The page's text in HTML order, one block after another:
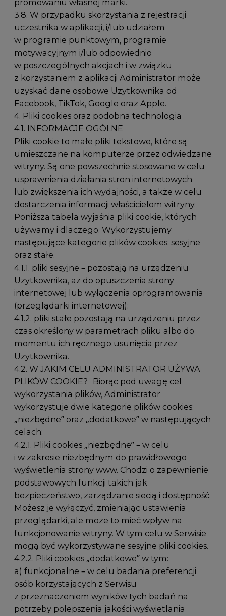
promowaniu własnej marki.
3.8. W przypadku skorzystania z rejestracji
uczestnika w aplikacji, i/lub udziałem
w programie punktowym, programie
motywacyjnym i/lub odpowiednio
w poszczególnych akcjach i w związku
z korzystaniem z aplikacji Administrator może
uzyskać dane osobowe Użytkownika od
Facebook, TikTok, Google oraz Apple.
4. Pliki cookies oraz podobna technologia
4.1. INFORMACJE OGÓLNE
Pliki cookie to małe pliki tekstowe, które są
umieszczane na komputerze przez odwiedzane
witryny. Są one powszechnie stosowane w celu
usprawnienia działania stron internetowych
lub zwiększenia ich wydajności, a także w celu
dostarczenia informacji właścicielom witryny.
Poniższa tabela wyjaśnia pliki cookie, których
używamy i dlaczego. Wykorzystujemy
następujące kategorie plików cookies: sesyjne
oraz stałe.
4.1.1. pliki sesyjne – pozostają na urządzeniu
Użytkownika, aż do opuszczenia strony
internetowej lub wyłączenia oprogramowania
(przeglądarki internetowej);
4.1.2. pliki stałe pozostają na urządzeniu przez
czas określony w parametrach pliku albo do
momentu ich ręcznego usunięcia przez
Użytkownika.
4.2. W JAKIM CELU ADMINISTRATOR UŻYWA
PLIKÓW COOKIE? Biorąc pod uwagę cel
wykorzystania plików, Administrator
wykorzystuje dwie kategorie plików cookies:
„niezbędne” oraz „dodatkowe” w następujących
celach:
4.2.1. Pliki cookies „niezbędne” – w celu
i w zakresie niezbędnym do prawidłowego
wyświetlenia strony www. Chodzi o zapewnienie
podstawowych funkcji takich jak
bezpieczeństwo, zarządzanie siecią i dostępność.
Możesz je wyłączyć, zmieniając ustawienia
przeglądarki, ale może to mieć wpływ na
funkcjonowanie witryny. W tym celu w Serwisie
mogą być wykorzystywane sesyjne pliki cookies.
4.2.2. Pliki cookies „dodatkowe” w tym:
a) funkcjonalne – w celu badania preferencji
osób korzystających z Serwisu
z przeznaczeniem wyników tych badań na
potrzeby polepszenia jakości wyświetlania